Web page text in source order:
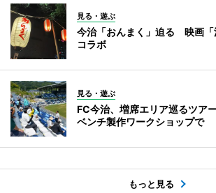
見る・遊ぶ
今治「おんまく」迫る 映画「
コラボ
見る・遊ぶ
FC今治、増席エリア巡るツア
ベンチ製作ワークショップで
もっと見る